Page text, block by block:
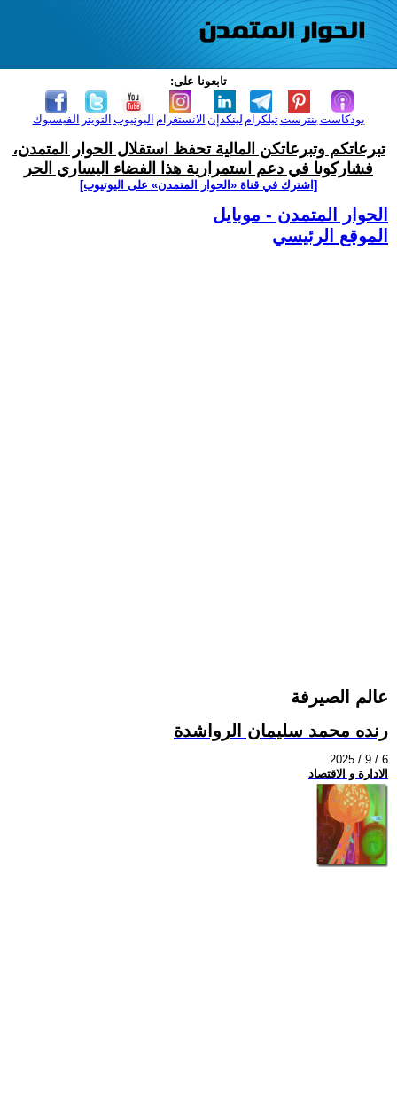
تابعونا على:
الفيسبوك التويتر اليوتيوب الانستغرام لينكدإن تيلكرامبنترست بودكاست
تبرعاتكم وتبرعاتكن المالية تحفظ استقلال الحوار المتمدن،
فشاركونا في دعم استمرارية هذا الفضاء اليساري الحر
[اشترك في قناة ‫«الحوار المتمدن» على اليوتيوب]
الحوار المتمدن - موبايل
الموقع الرئيسي
عالم الصيرفة
رنده محمد سليمان الرواشدة
2025 / 9 / 6
الادارة و الاقتصاد